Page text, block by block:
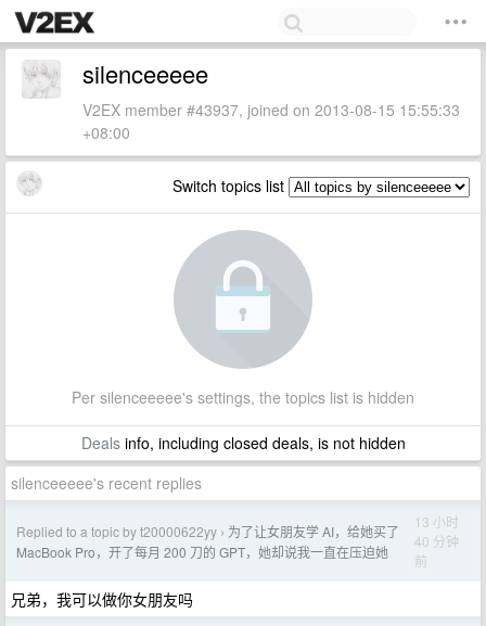
silenceeeee
V2EX member #43937, joined on 2013-08-15 15:55:33
+08:00
Switch topics list
Per silenceeeee's settings, the topics list is hidden
Dealsinfo, including closed deals, is not hidden
silenceeeee's recent replies
Replied to a topic by t20000622yy › 为了让女朋友学 AI，给她买了
MacBook Pro，开了每月 200 刀的 GPT，她却说我一直在压迫她
13 小时
40 分钟
前
兄弟，我可以做你女朋友吗